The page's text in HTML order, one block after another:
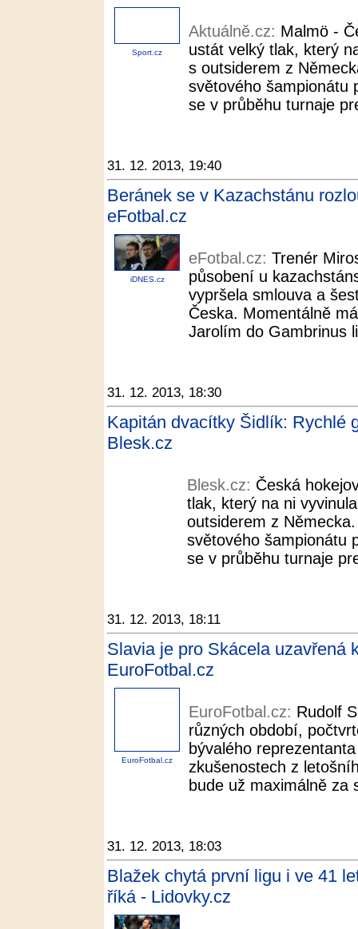
Sport.cz
Aktuálně.cz: Malmö -
ustát velký tlak, který
s outsiderem z
světového šampionátu
se v průběhu turnaje
31. 12. 2013, 19:40
Beránek se v Kazachstánu
eFotbal.cz
iDNES.cz
eFotbal.cz: Trenér
působení u
vypršela smlouva a
Česka. Momentálně
Jarolím do Gambrinus
31. 12. 2013, 18:30
Kapitán dvacítky Šidlík: Rychlé
Blesk.cz
Blesk.cz: Česká
tlak, který na ni
outsiderem z
světového šampionátu
se v průběhu turnaje
31. 12. 2013, 18:11
Slavia je pro Skácela uzavřená
EuroFotbal.cz
EuroFotbal.cz
EuroFotbal.cz: Rudolf
různých období,
bývalého
zkušenostech z
bude už maximálně za
31. 12. 2013, 18:03
Blažek chytá první ligu i ve 41
říká - Lidovky.cz